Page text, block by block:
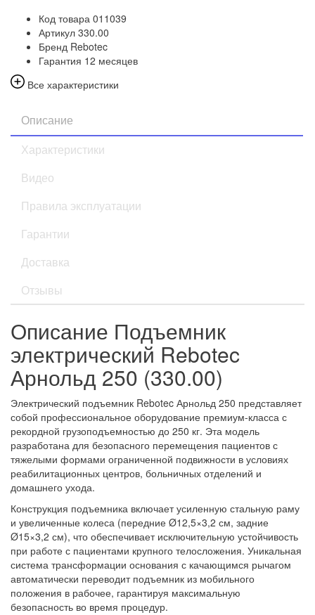
Код товара 011039
Артикул 330.00
Бренд Rebotec
Гарантия 12 месяцев
Все характеристики
Описание
Характеристики
Видео
Правила эксплуатации
Гарантии
Доставка
Отзывы
Описание Подъемник
электрический Rebotec
Арнольд 250 (330.00)
Электрический подъемник Rebotec Арнольд 250 представляет
собой профессиональное оборудование премиум-класса с
рекордной грузоподъемностью до 250 кг. Эта модель
разработана для безопасного перемещения пациентов с
тяжелыми формами ограниченной подвижности в условиях
реабилитационных центров, больничных отделений и
домашнего ухода.
Конструкция подъемника включает усиленную стальную раму
и увеличенные колеса (передние Ø12,5×3,2 см, задние
Ø15×3,2 см), что обеспечивает исключительную устойчивость
при работе с пациентами крупного телосложения. Уникальная
система трансформации основания с качающимся рычагом
автоматически переводит подъемник из мобильного
положения в рабочее, гарантируя максимальную
безопасность во время процедур.